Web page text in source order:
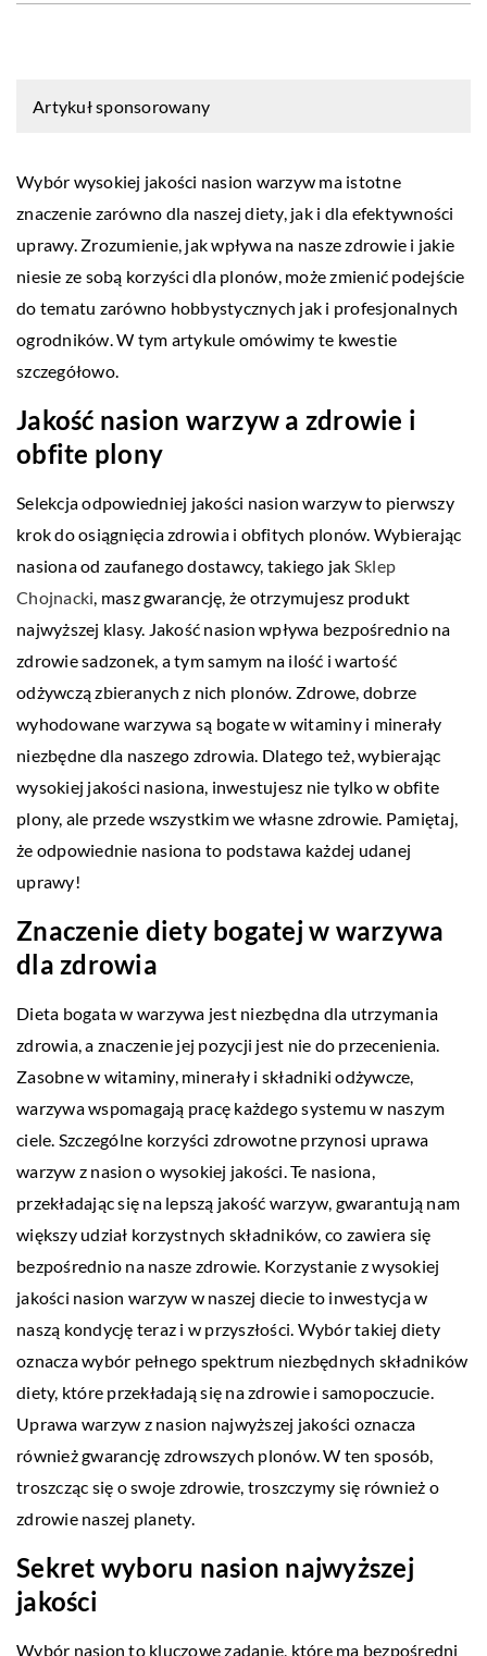
Artykuł sponsorowany
Wybór wysokiej jakości nasion warzyw ma istotne
znaczenie zarówno dla naszej diety, jak i dla efektywności
uprawy. Zrozumienie, jak wpływa na nasze zdrowie i jakie
niesie ze sobą korzyści dla plonów, może zmienić podejście
do tematu zarówno hobbystycznych jak i profesjonalnych
ogrodników. W tym artykule omówimy te kwestie
szczegółowo.
Jakość nasion warzyw a zdrowie i
obfite plony
Selekcja odpowiedniej jakości nasion warzyw to pierwszy
krok do osiągnięcia zdrowia i obfitych plonów. Wybierając
nasiona od zaufanego dostawcy, takiego jak Sklep
Chojnacki, masz gwarancję, że otrzymujesz produkt
najwyższej klasy. Jakość nasion wpływa bezpośrednio na
zdrowie sadzonek, a tym samym na ilość i wartość
odżywczą zbieranych z nich plonów. Zdrowe, dobrze
wyhodowane warzywa są bogate w witaminy i minerały
niezbędne dla naszego zdrowia. Dlatego też, wybierając
wysokiej jakości nasiona, inwestujesz nie tylko w obfite
plony, ale przede wszystkim we własne zdrowie. Pamiętaj,
że odpowiednie nasiona to podstawa każdej udanej
uprawy!
Znaczenie diety bogatej w warzywa
dla zdrowia
Dieta bogata w warzywa jest niezbędna dla utrzymania
zdrowia, a znaczenie jej pozycji jest nie do przecenienia.
Zasobne w witaminy, minerały i składniki odżywcze,
warzywa wspomagają pracę każdego systemu w naszym
ciele. Szczególne korzyści zdrowotne przynosi uprawa
warzyw z nasion o wysokiej jakości. Te nasiona,
przekładając się na lepszą jakość warzyw, gwarantują nam
większy udział korzystnych składników, co zawiera się
bezpośrednio na nasze zdrowie. Korzystanie z wysokiej
jakości nasion warzyw w naszej diecie to inwestycja w
naszą kondycję teraz i w przyszłości. Wybór takiej diety
oznacza wybór pełnego spektrum niezbędnych składników
diety, które przekładają się na zdrowie i samopoczucie.
Uprawa warzyw z nasion najwyższej jakości oznacza
również gwarancję zdrowszych plonów. W ten sposób,
troszcząc się o swoje zdrowie, troszczymy się również o
zdrowie naszej planety.
Sekret wyboru nasion najwyższej
jakości
Wybór nasion to kluczowe zadanie, które ma bezpośredni